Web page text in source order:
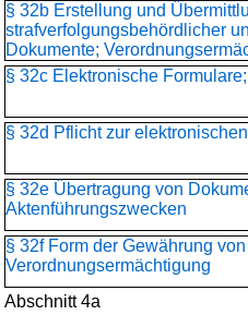
§ 32b Erstellung und
strafverfolgungsbehördlicher
Dokumente;
§ 32c Elektronische
§ 32d Pflicht zur
§ 32e Übertragung von
Aktenführungszwecken
§ 32f Form der Gewährung
Verordnungsermächtigung
Abschnitt 4a